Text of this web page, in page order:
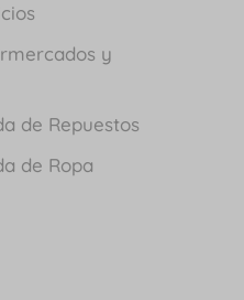
y
de Repuestos
de Ropa